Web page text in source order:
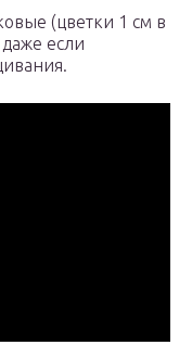
(цветки 1 см в
если